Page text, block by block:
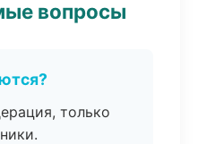
вопросы
только